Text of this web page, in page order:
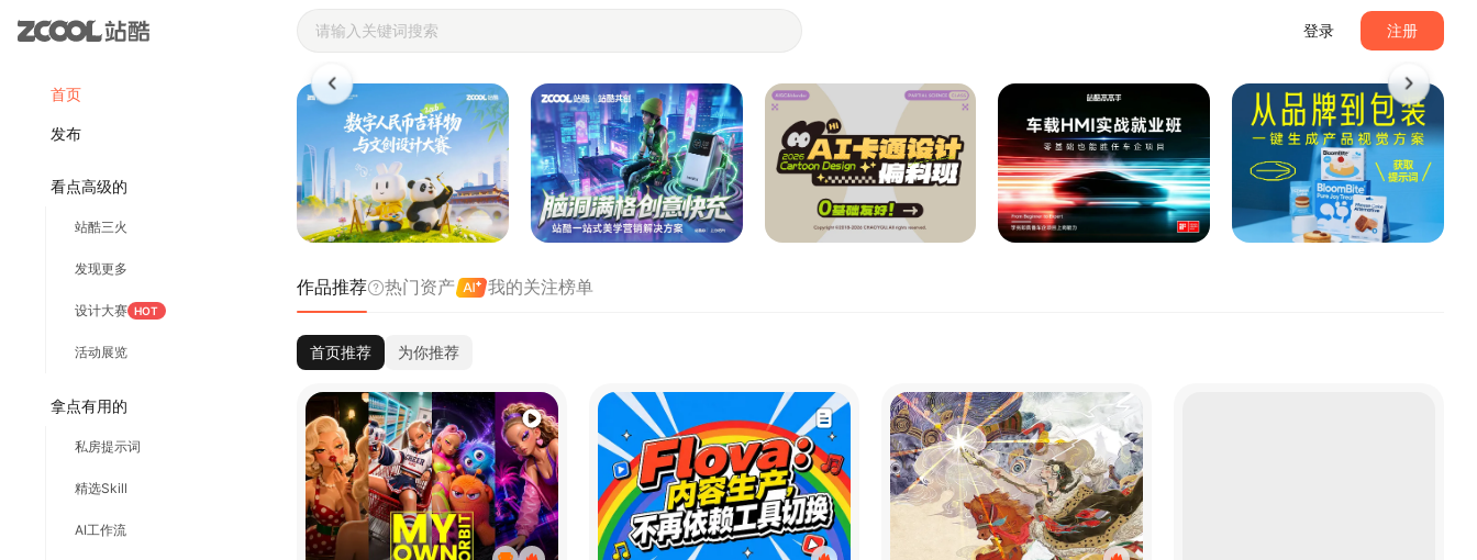
首页
发布
看点高级的
站酷三火
发现更多
设计大赛 HOT
活动展览
拿点有用的
私房提示词
精选Skill
AI工作流
登录 注册
站酷ZCOOL - 设计师们都在站酷
作品推荐 热门资产 我的关注榜单
首页推荐 为你推荐